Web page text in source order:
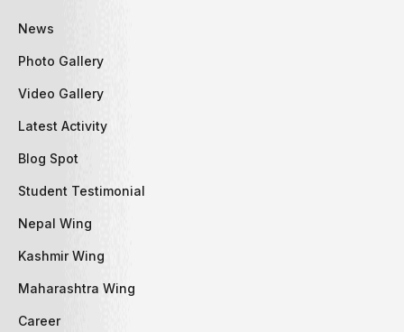
News
Photo Gallery
Video Gallery
Latest Activity
Blog Spot
Student Testimonial
Nepal Wing
Kashmir Wing
Maharashtra Wing
Career